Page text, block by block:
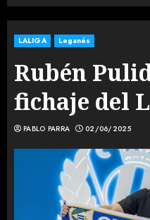
LALIGA Leganés
Rubén
fichaje del
PABLO PARRA 02/06/2025